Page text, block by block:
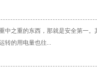
之重的东西，那就是安全第一
转的用电量也往...